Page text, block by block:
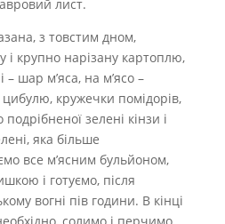
лист.
з товстим дном,
крупно нарізану картоплю,
– шар м’яса, на м’ясо –
цибулю, кружечки помідорів,
зелені кінзи і
яка більше
все м’ясним бульйоном,
і готуємо, після
вогні пів години. В кінці